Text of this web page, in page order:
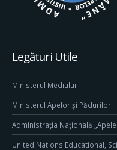
Legături Utile
Ministerul Mediului
Ministerul Apelor și Pădurilor
Administrația Națională „Apele
United Nations Educational,